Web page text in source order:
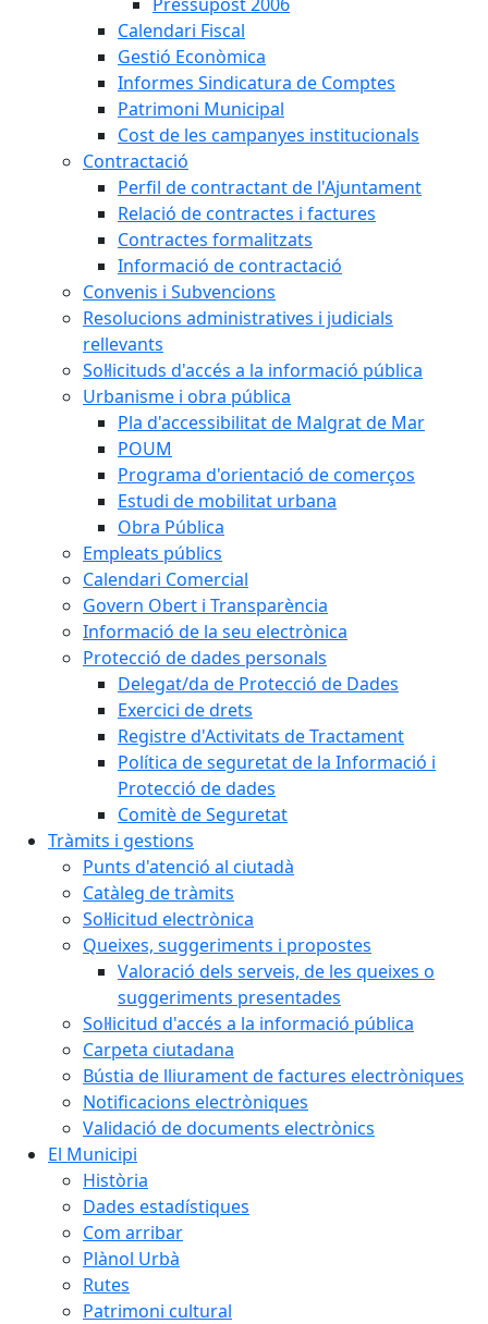
Calendari Fiscal
Gestió Econòmica
Informes Sindicatura de Comptes
Patrimoni Municipal
Cost de les campanyes institucionals
Contractació
Perfil de contractant de l'Ajuntament
Relació de contractes i factures
Contractes formalitzats
Informació de contractació
Convenis i Subvencions
Resolucions administratives i judicials
rellevants
Sol·licituds d'accés a la informació pública
Urbanisme i obra pública
Pla d'accessibilitat de Malgrat de Mar
POUM
Programa d'orientació de comerços
Estudi de mobilitat urbana
Obra Pública
Empleats públics
Calendari Comercial
Govern Obert i Transparència
Informació de la seu electrònica
Protecció de dades personals
Delegat/da de Protecció de Dades
Exercici de drets
Registre d'Activitats de Tractament
Política de seguretat de la Informació i
Protecció de dades
Comitè de Seguretat
Tràmits i gestions
Punts d'atenció al ciutadà
Catàleg de tràmits
Sol·licitud electrònica
Queixes, suggeriments i propostes
Valoració dels serveis, de les queixes o
suggeriments presentades
Sol·licitud d'accés a la informació pública
Carpeta ciutadana
Bústia de lliurament de factures electròniques
Notificacions electròniques
Validació de documents electrònics
El Municipi
Història
Dades estadístiques
Com arribar
Plànol Urbà
Rutes
Patrimoni cultural